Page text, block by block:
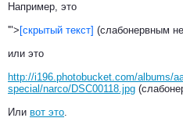
Например, это
'"> [скрытый текст] (слабонервным
или это
http://i196.photobucket.com/albums/
special/narco/DSC00118.jpg
Или вот это.